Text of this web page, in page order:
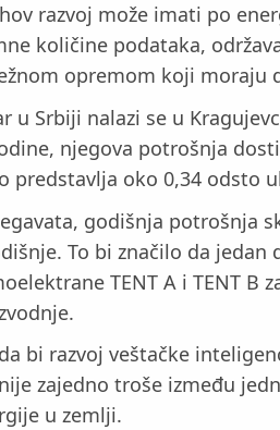
razvoj može imati po
količine podataka,
opremom koji moraju
u Srbiji nalazi se u
njegova potrošnja
predstavlja oko 0,34 odsto
godišnja potrošnja
To bi značilo da
TENT A i TENT
bi razvoj veštačke
zajedno troše između
u zemlji.